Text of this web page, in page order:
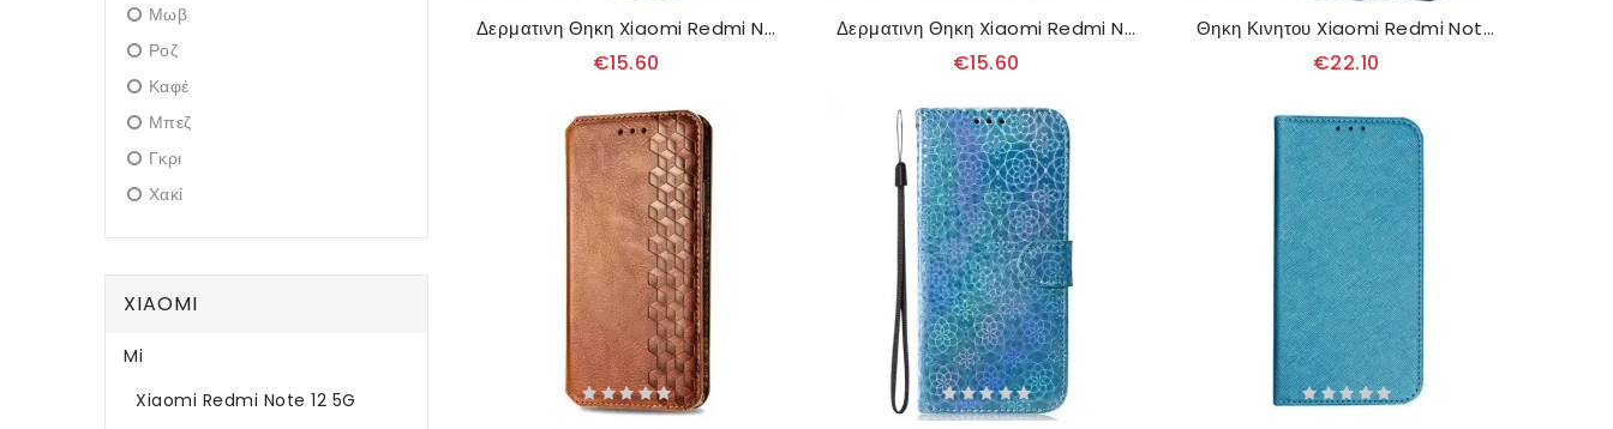
Μωβ
Ροζ
Καφέ
Μπεζ
Γκρι
Χακί
XIAOMI
Mi
Xiaomi Redmi Note 12 5G
Δερματινη Θηκη Xiaomi Redmi Note 13 5g Ζωφόρος Διαμαντιών
€15.60
Δερματινη Θηκη Xiaomi Redmi Note 13 5g Τριφύλλια
€15.60
Θηκη Κινητου Xiaomi Redmi Note 13 5g Εξαιρετικά Λεπτό
€22.10